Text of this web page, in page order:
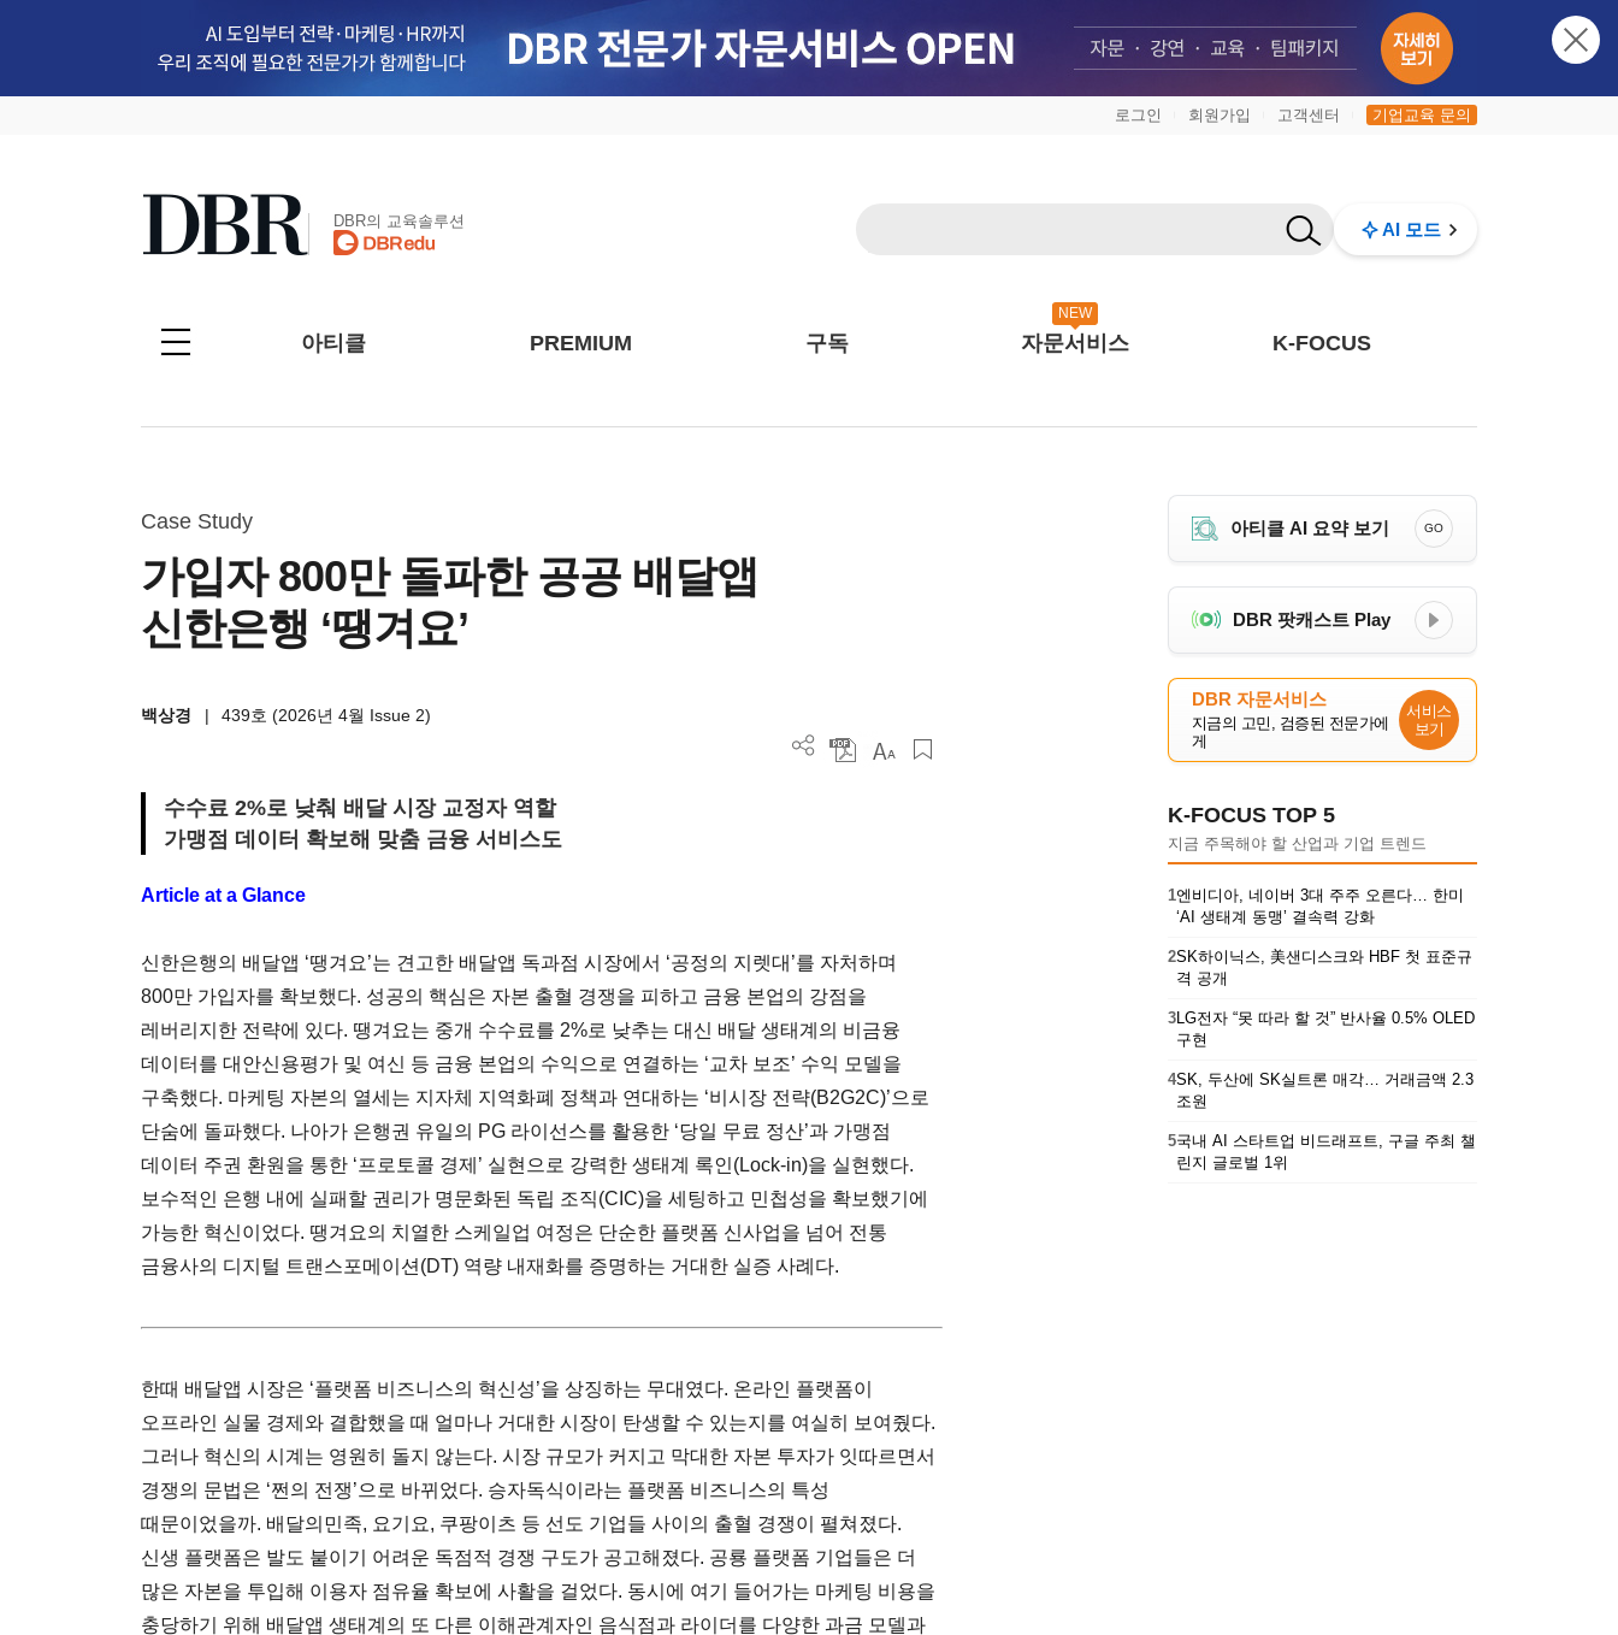
로그인 회원가입 고객센터 기업교육 문의
DBR의 교육솔루션 AI 모드
아티클 PREMIUM 구독
NEW
자문서비스 K-FOCUS
Case Study
가입자 800만 돌파한 공공 배달앱
신한은행 ‘땡겨요’
백상경 | 439호 (2026년 4월 Issue 2)
수수료 2%로 낮춰 배달 시장 교정자 역할
가맹점 데이터 확보해 맞춤 금융 서비스도
Article at a Glance
신한은행의 배달앱 ‘땡겨요’는 견고한 배달앱 독과점 시장에서 ‘공정의 지렛대’를 자처하며
800만 가입자를 확보했다. 성공의 핵심은 자본 출혈 경쟁을 피하고 금융 본업의 강점을
레버리지한 전략에 있다. 땡겨요는 중개 수수료를 2%로 낮추는 대신 배달 생태계의 비금융
데이터를 대안신용평가 및 여신 등 금융 본업의 수익으로 연결하는 ‘교차 보조’ 수익 모델을
구축했다. 마케팅 자본의 열세는 지자체 지역화폐 정책과 연대하는 ‘비시장 전략(B2G2C)’으로
단숨에 돌파했다. 나아가 은행권 유일의 PG 라이선스를 활용한 ‘당일 무료 정산’과 가맹점
데이터 주권 환원을 통한 ‘프로토콜 경제’ 실현으로 강력한 생태계 록인(Lock-in)을 실현했다.
보수적인 은행 내에 실패할 권리가 명문화된 독립 조직(CIC)을 세팅하고 민첩성을 확보했기에
가능한 혁신이었다. 땡겨요의 치열한 스케일업 여정은 단순한 플랫폼 신사업을 넘어 전통
금융사의 디지털 트랜스포메이션(DT) 역량 내재화를 증명하는 거대한 실증 사례다.
한때 배달앱 시장은 ‘플랫폼 비즈니스의 혁신성’을 상징하는 무대였다. 온라인 플랫폼이
오프라인 실물 경제와 결합했을 때 얼마나 거대한 시장이 탄생할 수 있는지를 여실히 보여줬다.
그러나 혁신의 시계는 영원히 돌지 않는다. 시장 규모가 커지고 막대한 자본 투자가 잇따르면서
경쟁의 문법은 ‘쩐의 전쟁’으로 바뀌었다. 승자독식이라는 플랫폼 비즈니스의 특성
때문이었을까. 배달의민족, 요기요, 쿠팡이츠 등 선도 기업들 사이의 출혈 경쟁이 펼쳐졌다.
신생 플랫폼은 발도 붙이기 어려운 독점적 경쟁 구도가 공고해졌다. 공룡 플랫폼 기업들은 더
많은 자본을 투입해 이용자 점유율 확보에 사활을 걸었다. 동시에 여기 들어가는 마케팅 비용을
충당하기 위해 배달앱 생태계의 또 다른 이해관계자인 음식점과 라이더를 다양한 과금 모델과
아티클 AI 요약 보기 GO
DBR 팟캐스트 Play
DBR 자문서비스
지금의 고민, 검증된 전문가에
게
서비스
보기
K-FOCUS TOP 5
지금 주목해야 할 산업과 기업 트렌드
1엔비디아, 네이버 3대 주주 오른다… 한미
‘AI 생태계 동맹’ 결속력 강화
2SK하이닉스, 美샌디스크와 HBF 첫 표준규
격 공개
3LG전자 “못 따라 할 것” 반사율 0.5% OLED
구현
4SK, 두산에 SK실트론 매각… 거래금액 2.3
조원
5국내 AI 스타트업 비드래프트, 구글 주최 챌
린지 글로벌 1위